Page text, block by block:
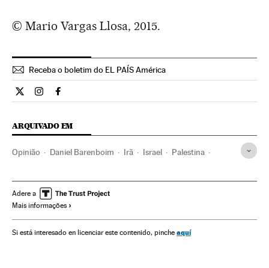
© Mario Vargas Llosa, 2015.
Receba o boletim do EL PAÍS América
Opiniao El País Brasil en Twitter
Opiniao El País Brasil en Instagram
Opiniao El País Brasil en Facebook
ARQUIVADO EM
Opinião Daniel Barenboim Irã Israel Palestina
Problemas sociais Justiça
Adere a
Mais informações
Si está interesado en licenciar este contenido, pinche aquí